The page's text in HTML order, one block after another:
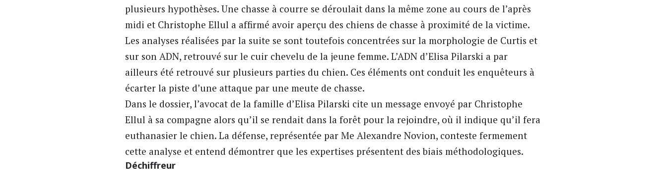
plusieurs hypothèses. Une chasse à courre se déroulait dans la même zone au cours de l’après
midi et Christophe Ellul a affirmé avoir aperçu des chiens de chasse à proximité de la victime.
Les analyses réalisées par la suite se sont toutefois concentrées sur la morphologie de Curtis et
sur son ADN, retrouvé sur le cuir chevelu de la jeune femme. L’ADN d’Elisa Pilarski a par
ailleurs été retrouvé sur plusieurs parties du chien. Ces éléments ont conduit les enquêteurs à
écarter la piste d’une attaque par une meute de chasse.
Dans le dossier, l’avocat de la famille d’Elisa Pilarski cite un message envoyé par Christophe
Ellul à sa compagne alors qu’il se rendait dans la forêt pour la rejoindre, où il indique qu’il fera
euthanasier le chien. La défense, représentée par Me Alexandre Novion, conteste fermement
cette analyse et entend démontrer que les expertises présentent des biais méthodologiques.
Déchiffreur